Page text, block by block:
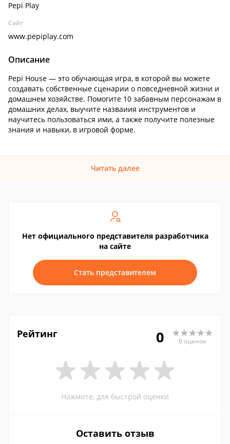
Pepi Play
Сайт
www.pepiplay.com
Описание
Pepi House — это обучающая игра, в которой вы можете
создавать собственные сценарии о повседневной жизни и
домашнем хозяйстве. Помогите 10 забавным персонажам в
домашних делах, выучите назваиия инструментов и
научитесь пользоваться ими, а также получите полезные
знания и навыки, в игровой форме.
Читать далее
Нет официального представителя разработчика
на сайте
Стать представителем
Рейтинг 0 0 оценок
Нажмите, для быстрой оценки
Оставить отзыв